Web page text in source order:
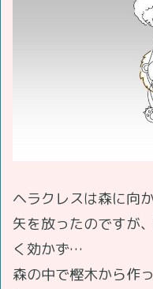
ヘラクレスは森に向
矢を放ったのですが
く効かず…
森の中で樫木から作